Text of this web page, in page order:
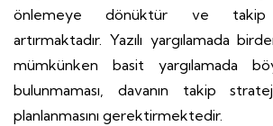
önlemeye dönüktür ve takip
artırmaktadır. Yazılı yargılamada
mümkünken basit yargılamada
bulunmaması, davanın takip
planlanmasını gerektirmektedir.